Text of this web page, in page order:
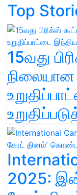
Top
15வது
2025: